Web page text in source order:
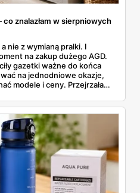
znalazłam w sierpniowych
nie z wymianą pralki. I
na zakup dużego AGD.
gazetki ważne do końca
na jednodniowe okazje,
modele i ceny. Przejrzałam